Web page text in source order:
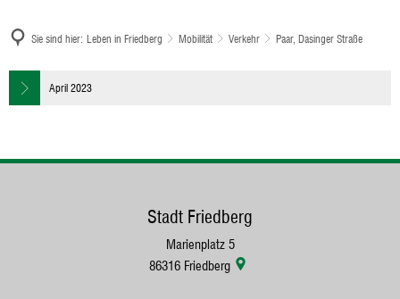
Sie sind hier: Leben in Friedberg Mobilität Verkehr Paar, Dasinger Straße
Paar,
April 2023
Stadt Friedberg
Marienplatz 5
86316 Friedberg